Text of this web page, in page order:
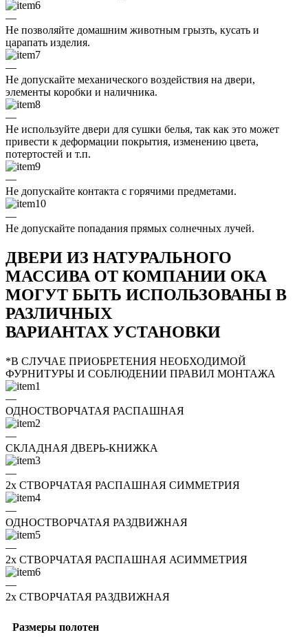
—
Не позволяйте домашним животным грызть, кусать и
царапать изделия.
—
Не допускайте механического воздействия на двери,
элементы коробки и наличника.
—
Не используйте двери для сушки белья, так как это может
привести к деформации покрытия, изменению цвета,
потертостей и т.п.
—
Не допускайте контакта с горячими предметами.
—
Не допускайте попадания прямых солнечных лучей.
ДВЕРИ ИЗ НАТУРАЛЬНОГО
МАССИВА ОТ КОМПАНИИ ОКА
МОГУТ БЫТЬ ИСПОЛЬЗОВАНЫ В
РАЗЛИЧНЫХ
ВАРИАНТАХ УСТАНОВКИ
*В СЛУЧАЕ ПРИОБРЕТЕНИЯ НЕОБХОДИМОЙ
ФУРНИТУРЫ И СОБЛЮДЕНИИ ПРАВИЛ МОНТАЖА
—
ОДНОСТВОРЧАТАЯ РАСПАШНАЯ
—
СКЛАДНАЯ ДВЕРЬ-КНИЖКА
—
2x СТВОРЧАТАЯ РАСПАШНАЯ СИММЕТРИЯ
—
ОДНОСТВОРЧАТАЯ РАЗДВИЖНАЯ
—
2x СТВОРЧАТАЯ РАСПАШНАЯ АСИММЕТРИЯ
—
2x СТВОРЧАТАЯ РАЗДВИЖНАЯ
Размеры полотен